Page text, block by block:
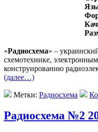
«Радиосхема» –
схемотехнике,
конструированию
(далее…)
Метки: Радиосхема
Радиосхема №2